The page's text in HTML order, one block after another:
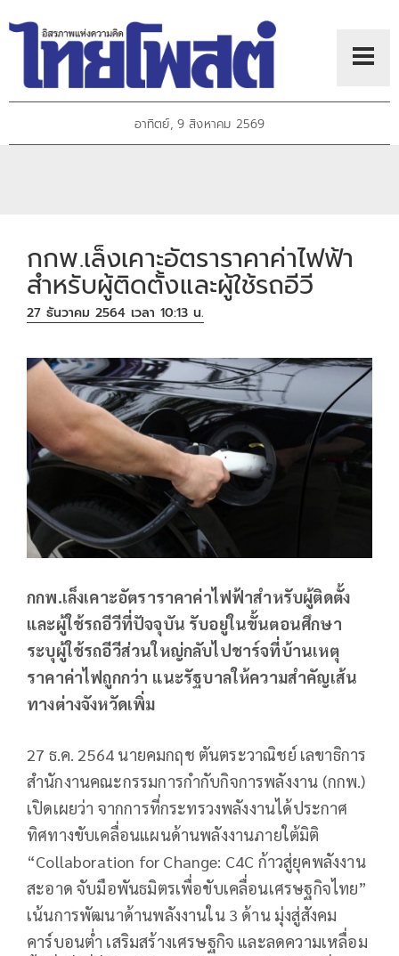
อาทิตย์, 9 สิงหาคม 2569
กกพ.เล็งเคาะอัตราราคาค่าไฟฟ้า
สำหรับผู้ติดตั้งและผู้ใช้รถอีวี
27 ธันวาคม 2564 เวลา 10:13 น.
กกพ.เล็งเคาะอัตราราคาค่าไฟฟ้าสำหรับผู้ติดตั้ง
และผู้ใช้รถอีวีที่ปัจจุบัน รับอยู่ในขั้นตอนศึกษา
ระบุผู้ใช้รถอีวีส่วนใหญ่กลับไปชาร์จที่บ้านเหตุ
ราคาค่าไฟถูกกว่า แนะรัฐบาลให้ความสำคัญเส้น
ทางต่างจังหวัดเพิ่ม
27 ธ.ค. 2564 นายคมกฤช ตันตระวาณิชย์ เลขาธิการ
สำนักงานคณะกรรมการกำกับกิจการพลังงาน (กกพ.)
เปิดเผยว่า จากการที่กระทรวงพลังงานได้ประกาศ
ทิศทางขับเคลื่อนแผนด้านพลังงานภายใต้มิติ
“Collaboration for Change: C4C ก้าวสู่ยุคพลังงาน
สะอาด จับมือพันธมิตรเพื่อขับเคลื่อนเศรษฐกิจไทย”
เน้นการพัฒนาด้านพลังงานใน 3 ด้าน มุ่งสู่สังคม
คาร์บอนต่ำ เสริมสร้างเศรษฐกิจ และลดความเหลื่อม